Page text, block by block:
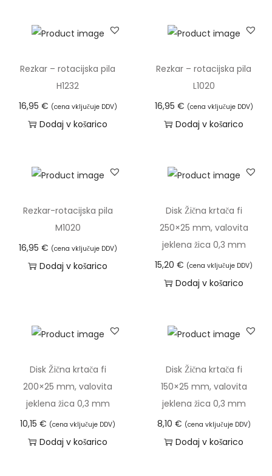
Rezkar – rotacijska pila
H1232
16,95 € (cena vključuje DDV)
Dodaj v košarico
Rezkar – rotacijska pila
L1020
16,95 € (cena vključuje DDV)
Dodaj v košarico
Rezkar-rotacijska pila
M1020
16,95 € (cena vključuje DDV)
Dodaj v košarico
Disk Žična krtača fi
250×25 mm, valovita
jeklena žica 0,3 mm
15,20€ (cena vključuje DDV)
Dodaj v košarico
Disk Žična krtača fi
200×25 mm, valovita
jeklena žica 0,3 mm
10,15€ (cena vključuje DDV)
Dodaj v košarico
Disk Žična krtača fi
150×25 mm, valovita
jeklena žica 0,3 mm
8,10 € (cena vključuje DDV)
Dodaj v košarico